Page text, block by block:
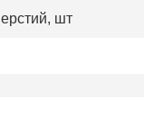
шт